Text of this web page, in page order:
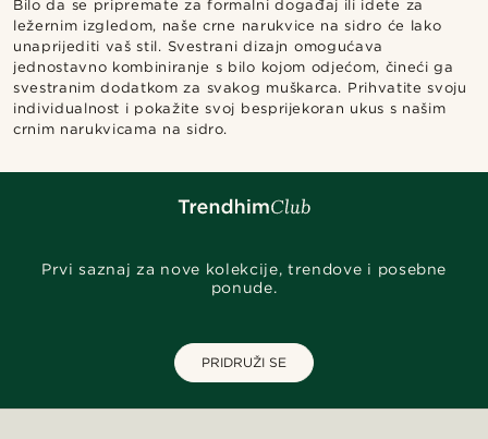
Bilo da se pripremate za formalni događaj ili idete za
ležernim izgledom, naše crne narukvice na sidro će lako
unaprijediti vaš stil. Svestrani dizajn omogućava
jednostavno kombiniranje s bilo kojom odjećom, čineći ga
svestranim dodatkom za svakog muškarca. Prihvatite svoju
individualnost i pokažite svoj besprijekoran ukus s našim
crnim narukvicama na sidro.
Prvi saznaj za nove kolekcije, trendove i posebne
ponude.
PRIDRUŽI SE